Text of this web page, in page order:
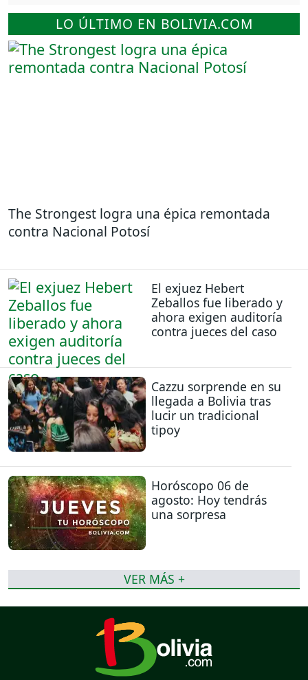
LO ÚLTIMO EN BOLIVIA.COM
The Strongest logra una épica remontada
contra Nacional Potosí
El exjuez Hebert
Zeballos fue liberado y
ahora exigen auditoría
contra jueces del caso
Cazzu sorprende en su
llegada a Bolivia tras
lucir un tradicional
tipoy
Horóscopo 06 de
agosto: Hoy tendrás
una sorpresa
VER MÁS +